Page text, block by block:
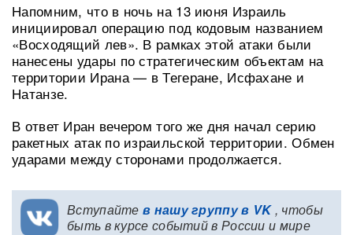
Напомним, что в ночь на 13 июня Израиль
инициировал операцию под кодовым названием
«Восходящий лев». В рамках этой атаки были
нанесены удары по стратегическим объектам на
территории Ирана — в Тегеране, Исфахане и
Натанзе.
В ответ Иран вечером того же дня начал серию
ракетных атак по израильской территории. Обмен
ударами между сторонами продолжается.
Вступайте в нашу группу в VK, чтобы
быть в курсе событий в России и мире